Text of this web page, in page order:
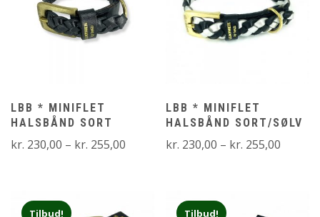
LBB * MINIFLET
HALSBÅND SORT
kr. 230,00 – kr. 255,00 Prisinterval:
LBB * MINIFLET
HALSBÅND SORT/SØLV
kr. 230,00 – kr. 255,00
Tilbud! Tilbud!